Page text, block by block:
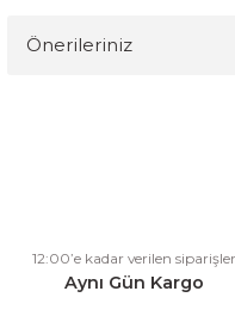
Önerileriniz
Ürün açıklamasında eksik
Ürün bilgilerinde hatalar
12:00’e kadar verilen siparişler
Aynı Gün Kargo